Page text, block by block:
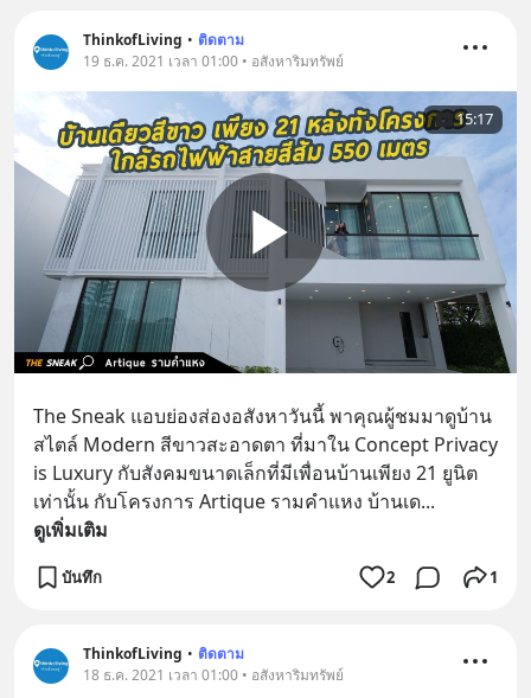
ThinkofLiving • ติดตาม
19 ธ.ค. 2021 เวลา 01:00 • อสังหาริมทรัพย์
15:17
The Sneak แอบย่องส่องอสังหาวันนี้ พาคุณผู้ชมมาดูบ้าน
สไตล์ Modern สีขาวสะอาดตา ที่มาใน Concept Privacy
is Luxury กับสังคมขนาดเล็กที่มีเพื่อนบ้านเพียง 21 ยูนิต
เท่านั้น กับโครงการ Artique รามคำแหง บ้านเด...
ดูเพิ่มเติม
บันทึก 2 1
ThinkofLiving • ติดตาม
18 ธ.ค. 2021 เวลา 01:00 • อสังหาริมทรัพย์